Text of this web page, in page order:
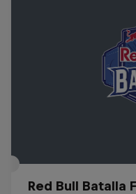
Red Bull Batalla